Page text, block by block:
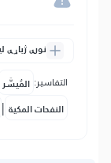
نورې ژباړې
التفاسير: المُيسَّر
النفحات المكية |